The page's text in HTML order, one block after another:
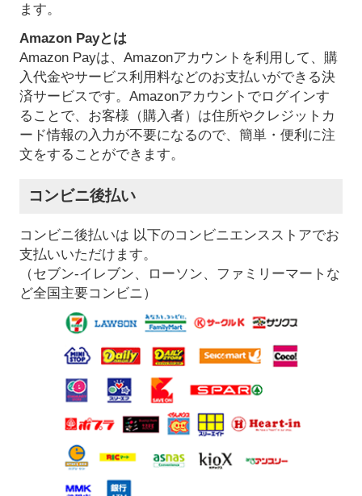
ます。
Amazon Payとは
Amazon Payは、Amazonアカウントを利用して、購
入代金やサービス利用料などのお支払いができる決
済サービスです。Amazonアカウントでログインす
ることで、お客様（購入者）は住所やクレジットカ
ード情報の入力が不要になるので、簡単・便利に注
文をすることができます。
コンビニ後払い
コンビニ後払いは 以下のコンビニエンスストアでお
支払いいただけます。
（セブン-イレブン、ローソン、ファミリーマートな
ど全国主要コンビニ）